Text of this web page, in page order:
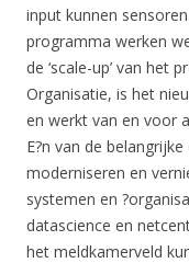
input kunnen
programma werken
de ‘scale-up’ van het
Organisatie, is het
en werkt van en voor
E?n van de
moderniseren en
systemen en
datascience en
het meldkamerveld